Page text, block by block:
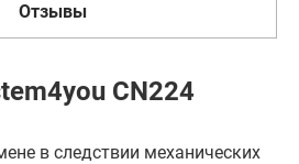
Отзывы
CN224
в следствии механических